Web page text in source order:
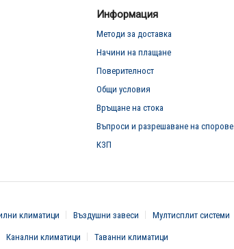
Информация
Методи за доставка
Начини на плащане
Поверителност
Общи условия
Връщане на стока
Въпроси и разрешаване на спорове
КЗП
климатици Въздушни завеси Мултисплит системи
Канални климатици Таванни климатици